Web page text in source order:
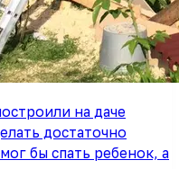
на даче
достаточно
бы спать ребенок, а